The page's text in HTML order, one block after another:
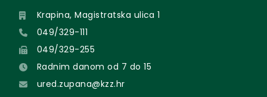
Krapina, Magistratska ulica 1
049/329-111
049/329-255
Radnim danom od 7 do 15
ured.zupana@kzz.hr